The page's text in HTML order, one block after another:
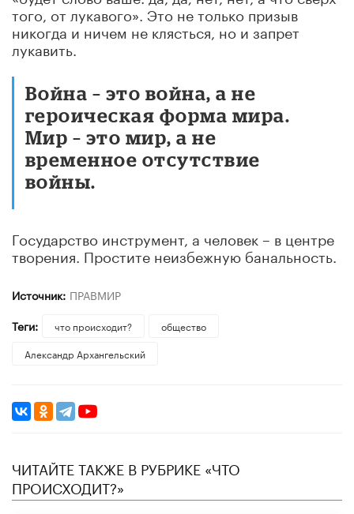
того, от лукавого». Это не только призыв
никогда и ничем не клясться, но и запрет
лукавить.
Война – это война, а не
героическая форма мира.
Мир – это мир, а не
временное отсутствие
войны.
Государство инструмент, а человек – в центре
творения. Простите неизбежную банальность.
Источник: ПРАВМИР
Теги:
что происходит?
общество
Александр Архангельский
ЧИТАЙТЕ ТАКЖЕ В РУБРИКЕ «ЧТО
ПРОИСХОДИТ?»